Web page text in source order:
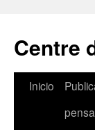
contenido
Centre
Inicio